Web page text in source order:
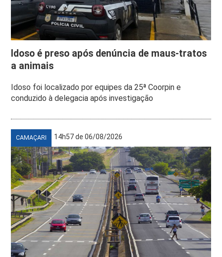
Idoso é preso após denúncia de maus-tratos
a animais
Idoso foi localizado por equipes da 25ª Coorpin e
conduzido à delegacia após investigação
CAMAÇARI 14h57 de 06/08/2026